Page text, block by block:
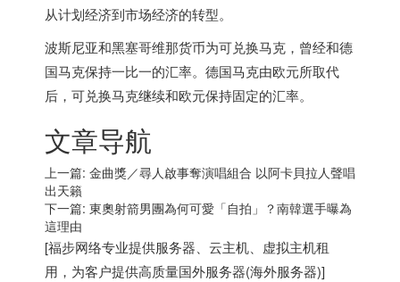
从计划经济到市场经济的转型。
波斯尼亚和黑塞哥维那货币为可兑换马克，曾经和德
国马克保持一比一的汇率。德国马克由欧元所取代
后，可兑换马克继续和欧元保持固定的汇率。
文章导航
上一篇: 金曲獎／尋人啟事奪演唱組合 以阿卡貝拉人聲唱
出天籟
下一篇: 東奧射箭男團為何可愛「自拍」？南韓選手曝為
這理由
[福步网络专业提供服务器 云主机 虚拟主机租
用，为客户提供高质量国外服务器(海外服务器)]